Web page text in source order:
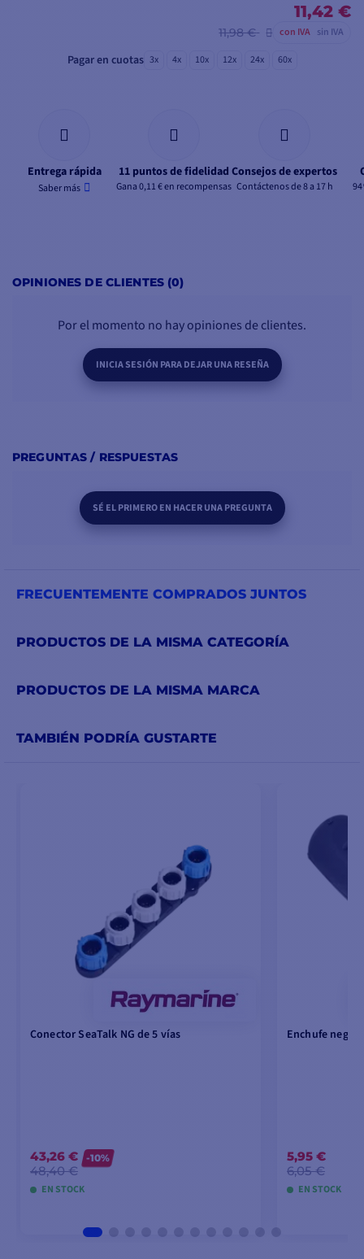
11,42 €
11,98 € con IVA sin IVA
Pagar en cuotas 3x 4x 10x 12x 24x 60x
Entrega rápida
Saber más
11 puntos de fidelidad
Gana 0,11 € en recompensas
Consejos de expertos
Contáctenos de 8 a 17 h
OPINIONES DE CLIENTES (0)
Por el momento no hay opiniones de clientes.
INICIA SESIÓN PARA DEJAR UNA RESEÑA
PREGUNTAS / RESPUESTAS
SÉ EL PRIMERO EN HACER UNA PREGUNTA
FRECUENTEMENTE COMPRADOS JUNTOS
PRODUCTOS DE LA MISMA CATEGORÍA
PRODUCTOS DE LA MISMA MARCA
TAMBIÉN PODRÍA GUSTARTE
Conector SeaTalk NG de 5 vías
43,26 €
48,40 €
-10%
EN STOCK
Enchufe
5,95 €
6,05 €
EN STOCK